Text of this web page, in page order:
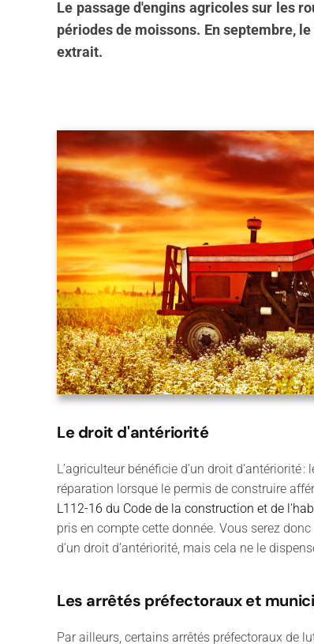
Le passage d'engins agricoles sur les
périodes de moissons. En septembre,
extrait.
Le droit d'antériorité
L’agriculteur bénéficie d’un droit
réparation lorsque le permis de construire
L112-16 du Code de la construction et de
pris en compte cette donnée. Vous serez
d’un droit d’antériorité, mais cela ne le
Les arrêtés préfectoraux et
Par ailleurs, certains arrêtés préfectoraux de